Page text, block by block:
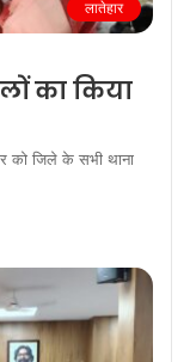
का किया
को जिले के सभी थाना